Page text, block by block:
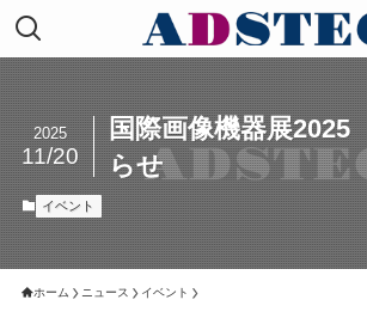
国際画像機器展
らせ
2025
11/20
イベント
ホーム ニュース イベント